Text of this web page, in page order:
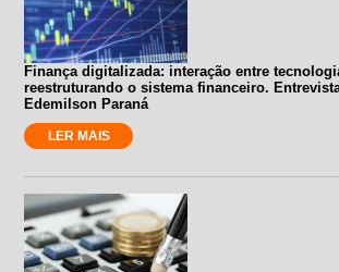
Finança digitalizada: interação entre
reestruturando o sistema financeiro.
Edemilson Paraná
LER MAIS